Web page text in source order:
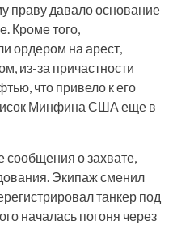
праву давало основание
Кроме того,
ордером на арест,
из-за причастности
что привело к его
Минфина США еще в
о захвате,
Экипаж сменил
танкер под
началась погоня через